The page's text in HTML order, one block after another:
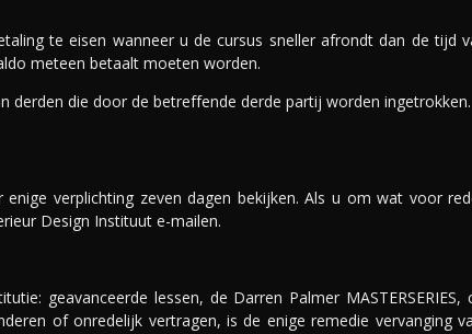
te eisen wanneer u de cursus sneller afrondt dan de tijd
meteen betaalt moeten worden.
die door de betreffende derde partij worden ingetrokken.
verplichting zeven dagen bekijken. Als u om wat voor
Design Instituut e-mailen.
geavanceerde lessen, de Darren Palmer MASTERSERIES,
of onredelijk vertragen, is de enige remedie vervanging